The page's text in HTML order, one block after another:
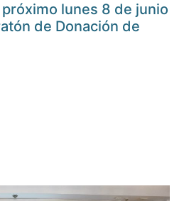
próximo lunes 8 de junio
de Donación de